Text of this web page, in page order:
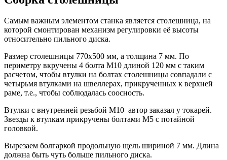
Самым важным элементом станка является столешница, на
которой смонтирован механизм регулировки её высоты
относительно пильного диска.
Размер столешницы 770х500 мм, а толщина 7 мм. По
периметру вкручены 4 болта М10 длиной 120 мм с таким
расчетом, чтобы втулки на болтах столешницы совпадали с
четырьмя втулками на швеллерах, прикрученных к верхней
раме, т.е., чтобы соблюдалась соосность.
Втулки с внутренней резьбой М10 автор заказал у токарей.
Звезды к втулкам прикручены болтами М5 с потайной
головкой.
Вырезаем болгаркой продольную щель шириной 7 мм. Длина
должна быть чуть больше пильного диска.